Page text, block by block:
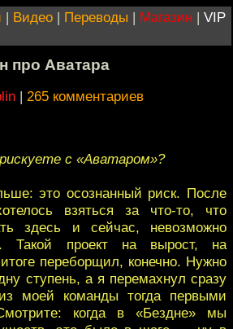
| Видео | Переводы | Магазин | VIP
про Аватара
| 265 комментариев
с «Аватаром»?
это осознанный риск. После
взяться за что-то, что
здесь и сейчас, невозможно
Такой проект на вырост, на
переборщил, конечно. Нужно
ступень, а я перемахнул сразу
моей команды тогда первыми
когда в «Бездне» мы